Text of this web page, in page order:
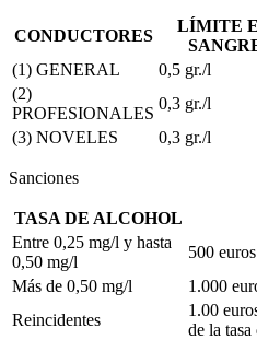
CONDUCTORES
LÍMITE
(1) GENERAL
0,5 gr./l
(2)
PROFESIONALES
0,3 gr./l
(3) NOVELES
0,3 gr./l
Sanciones
TASA DE ALCOHOL
Entre 0,25 mg/l y hasta
0,50 mg/l
500
Más de 0,50 mg/l
1.000
Reincidentes
1.00
de la tasa